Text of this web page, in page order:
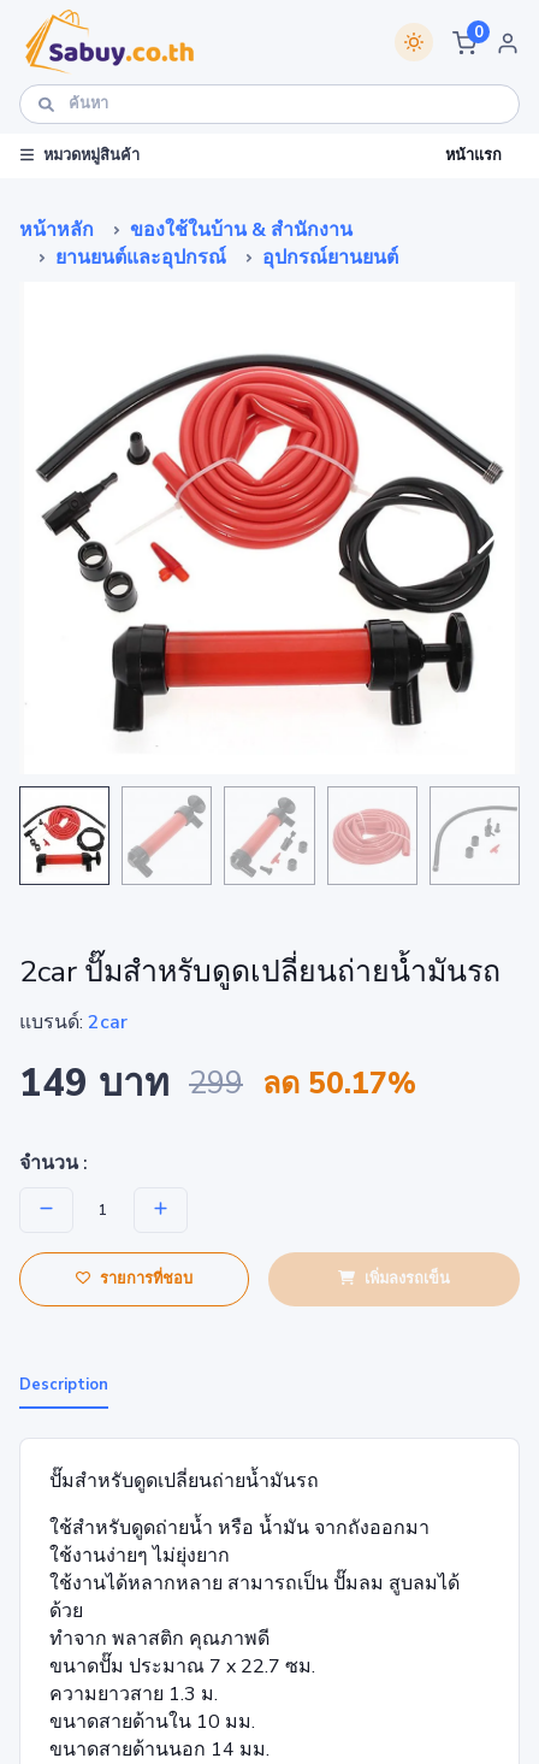
0
หมวดหมู่สินค้า หน้าแรก
หน้าหลัก
ของใช้ในบ้าน & สำนักงาน
ยานยนต์และอุปกรณ์
อุปกรณ์ยานยนต์
2car ปั๊มสำหรับดูดเปลี่ยนถ่ายน้ำมันรถ
แบรนด์: 2car
149 บาท 299 ลด 50.17%
จำนวน :
รายการที่ชอบ เพิ่มลงรถเข็น
Description
ปั๊มสำหรับดูดเปลี่ยนถ่ายน้ำมันรถ
ใช้สำหรับดูดถ่ายน้ำ หรือ น้ำมัน จากถังออกมา
ใช้งานง่ายๆ ไม่ยุ่งยาก
ใช้งานได้หลากหลาย สามารถเป็น ปั๊มลม สูบลมได้
ด้วย
ทำจาก พลาสติก คุณภาพดี
ขนาดปั๊ม ประมาณ 7 x 22.7 ซม.
ความยาวสาย 1.3 ม.
ขนาดสายด้านใน 10 มม.
ขนาดสายด้านนอก 14 มม.